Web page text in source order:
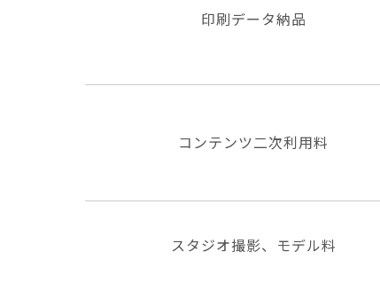
印刷データ納品
コンテンツ二次利用料
スタジオ撮影、モデル料